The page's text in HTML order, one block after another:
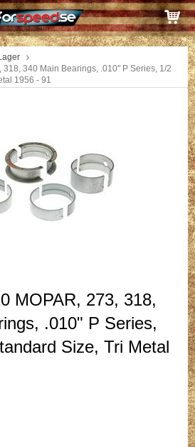
340 Main Bearings, .010" P Series, 1/2
1956 - 91
MOPAR, 273, 318,
.010" P Series,
Size, Tri Metal